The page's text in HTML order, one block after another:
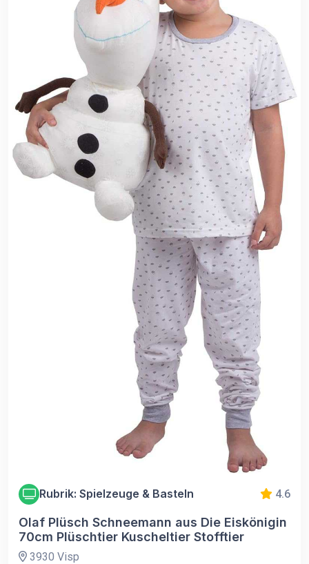
Rubrik: Spielzeuge & Basteln 4.6
Olaf Plüsch Schneemann aus Die Eiskönigin
70cm Plüschtier Kuscheltier Stofftier
3930 Visp